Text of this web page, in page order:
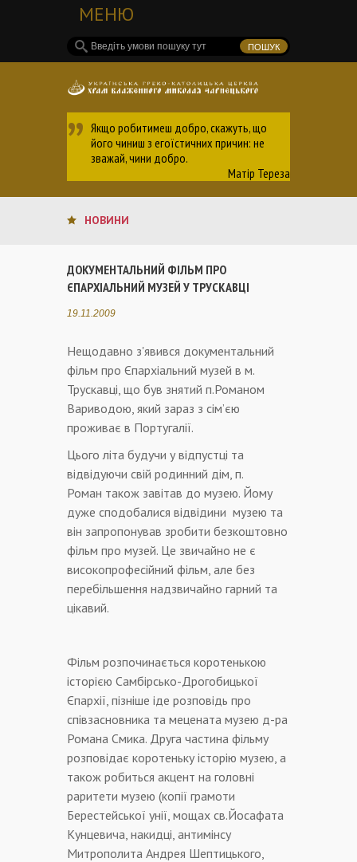
МЕНЮ
Якщо робитимеш добро, скажуть, що
його чиниш з егоїстичних причин: не
зважай, чини добро.
Матір Тереза
НОВИНИ
ДОКУМЕНТАЛЬНИЙ ФІЛЬМ ПРО
ЄПАРХІАЛЬНИЙ МУЗЕЙ У ТРУСКАВЦІ
19.11.2009
Нещодавно з'явився документальний
фільм про Єпархіальний музей в м.
Трускавці, що був знятий п.Романом
Вариводою, який зараз з сім’єю
проживає в Португалії.
Цього літа будучи у відпустці та
відвідуючи свій родинний дім, п.
Роман також завітав до музею. Йому
дуже сподобалися відвідини музею та
він запропонував зробити безкоштовно
фільм про музей. Це звичайно не є
високопрофесійний фільм, але без
перебільшення надзвичайно гарний та
цікавий.
Фільм розпочинається коротенькою
історією Самбірсько-Дрогобицької
Єпархії, пізніше іде розповідь про
співзасновника та мецената музею д-ра
Романа Смика. Друга частина фільму
розповідає коротеньку історію музею, а
також робиться акцент на головні
раритети музею (копії грамоти
Берестейської унії, мощах св.Йосафата
Кунцевича, накидці, антимінсу
Митрополита Андрея Шептицького,